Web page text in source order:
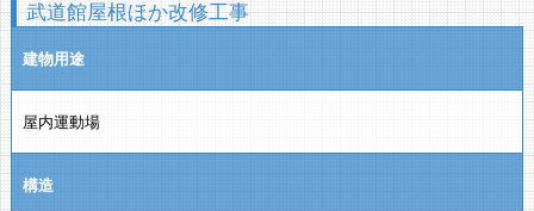
武道館屋根ほか改修工事
建物用途
屋内運動場
構造